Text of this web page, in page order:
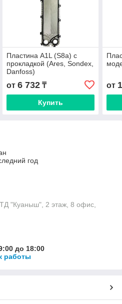
Пластина А1L (S8а) с
прокладкой (Ares, Sondex,
Danfoss)
от 6 732₸
Купить
от
год
"Куаныш", 2 этаж, 8 офис,
до 18:00
работы